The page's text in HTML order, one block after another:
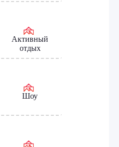
Активный
отдых
Шоу